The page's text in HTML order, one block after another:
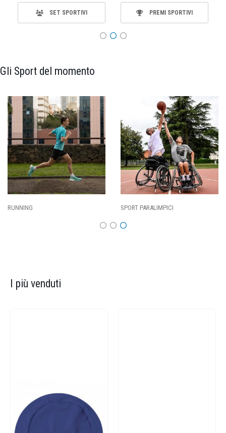
SET SPORTIVI PREMI SPORTIVI
Gli Sport del momento
SPORT PARALIMPICI
I più venduti